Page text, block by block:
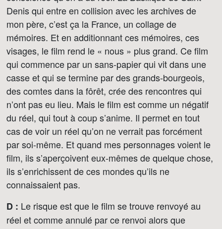
Denis qui entre en collision avec les archives de
mon père, c’est ça la France, un collage de
mémoires. Et en additionnant ces mémoires, ces
visages, le film rend le « nous » plus grand. Ce film
qui commence par un sans-papier qui vit dans une
casse et qui se termine par des grands-bourgeois,
des comtes dans la fôrêt, crée des rencontres qui
n’ont pas eu lieu. Mais le film est comme un négatif
du réel, qui tout à coup s’anime. Il permet en tout
cas de voir un réel qu’on ne verrait pas forcément
par soi-même. Et quand mes personnages voient le
film, ils s’aperçoivent eux-mêmes de quelque chose,
ils s’enrichissent de ces mondes qu’ils ne
connaissaient pas.
D : Le risque est que le film se trouve renvoyé au
réel et comme annulé par ce renvoi alors que